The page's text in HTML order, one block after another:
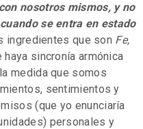
nosotros mismos, y no
se entra en estado
ingredientes que son Fe,
haya sincronía armónica
medida que somos
sentimientos y
(que yo enunciaría
personales y